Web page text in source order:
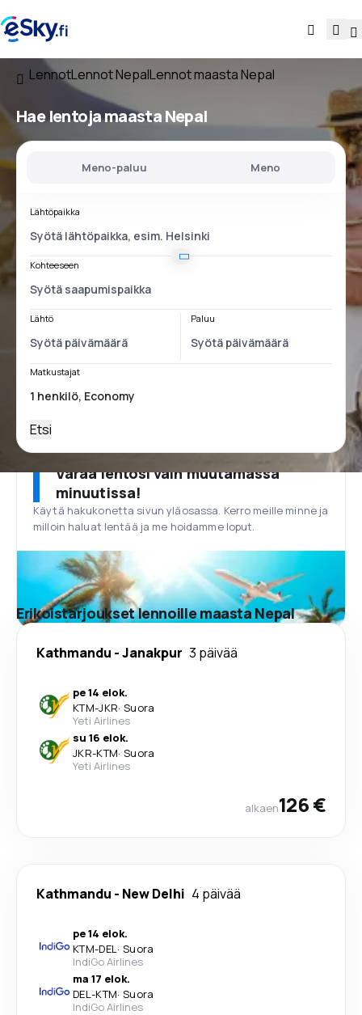
LennotLennot NepalLennot maasta Nepal
Hae lentojamaasta Nepal
Meno-paluu Meno
Lähtöpaikka
Kohteeseen
Lähtö Paluu
Matkustajat
Etsi
Varaa lentosi vain muutamassa
minuutissa!
Käytä hakukonetta sivun yläosassa. Kerro meille minne ja
milloin haluat lentää ja me hoidamme loput.
Erikoistarjoukset lennoille maasta Nepal
Kathmandu -Janakpur 3 päivää
pe 14 elok.
KTM-JKR· Suora
Yeti Airlines
su 16 elok.
JKR-KTM· Suora
Yeti Airlines
alkaen126 €
Kathmandu - New Delhi 4 päivää
pe 14 elok.
KTM-DEL· Suora
IndiGo Airlines
ma 17 elok.
DEL-KTM· Suora
IndiGo Airlines